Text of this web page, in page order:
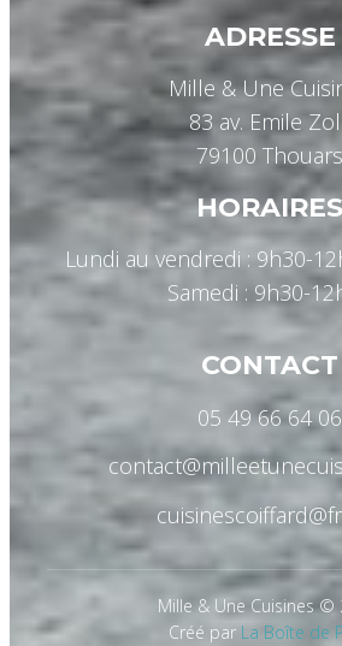
ADRESSE
Mille & Une
83 av. Emile
79100 Thouars
HORAIRES
Lundi au vendredi : 9h30-
Samedi : 9h30-
CONTACT
05 49 66 64 06
Mille & Une Cuisines ©
Créé par La Boîte de